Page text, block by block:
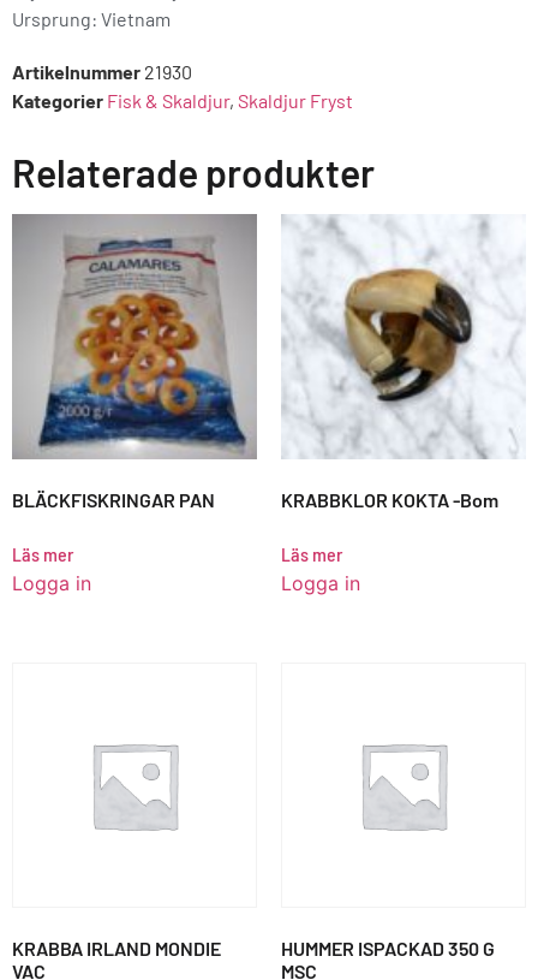
Ursprung: Vietnam
Artikelnummer 21930
Kategorier Fisk & Skaldjur, Skaldjur Fryst
Relaterade produkter
BLÄCKFISKRINGAR PAN
Läs mer
Logga in
KRABBKLOR KOKTA -Bom
Läs mer
Logga in
KRABBA IRLAND MONDIE
VAC
HUMMER ISPACKAD 350 G
MSC